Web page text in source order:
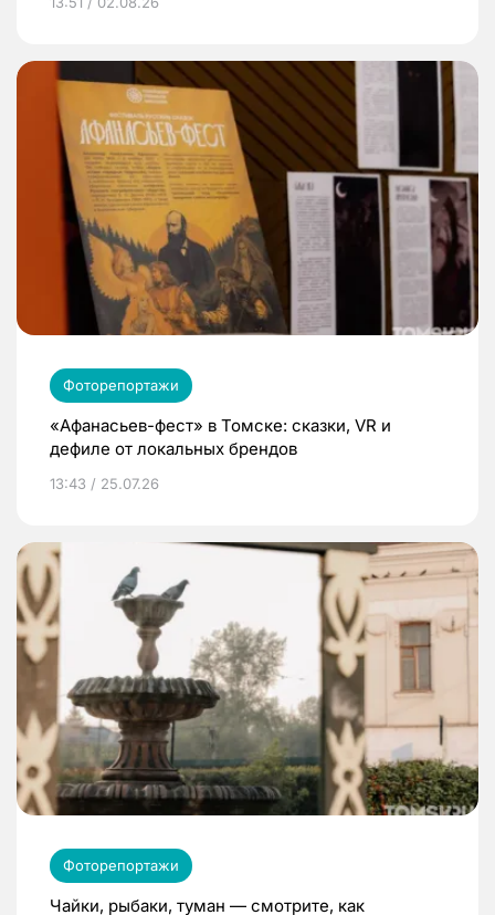
Фоторепортажи
«Афанасьев-фест» в Томске: сказки, VR и
дефиле от локальных брендов
13:43 / 25.07.26
Фоторепортажи
Чайки, рыбаки, туман — смотрите, как